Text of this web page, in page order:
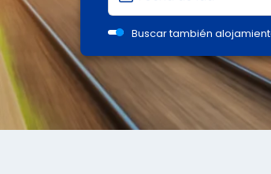
Buscar también